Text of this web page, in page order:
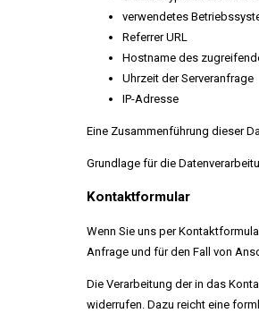
verwendetes
Referrer URL
Hostname des
Uhrzeit der Serveranfrage
IP-Adresse
Eine Zusammenführung dieser
Grundlage für die
Kontaktformular
Wenn Sie uns per
Anfrage und für den Fall von
Die Verarbeitung der in das
widerrufen. Dazu reicht eine